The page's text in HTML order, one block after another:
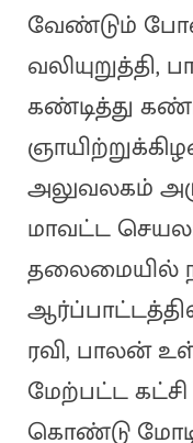
வேண்டும்
வலியுறுத்தி,
கண்டித்து
அலுவலகம்
மாவட்ட
தலைமையில்
ரவி, பாலன்
மேற்பட்ட கட்சி
கொண்டு